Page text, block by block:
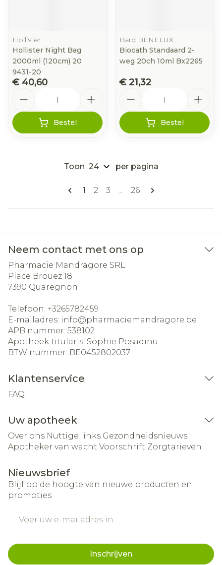
Hollister
Hollister Night Bag
2000ml (120cm) 20
9431-20
€ 40,60
Bestel
Bard BENELUX
Biocath Standaard 2-
weg 20ch 10ml Bx2265
€ 21,32
Bestel
Pagina's
U lees momenteel pagina
1 Pagina
2 Pagina
3 ... Pagina
26
Toon per pagina
Neem contact met ons op
Pharmacie Mandragore SRL
Place Brouez 18
7390 Quaregnon
Telefoon: +3265782459
E-mailadres: info@pharmaciemandragore.be
APB nummer: 538102
Apotheek titularis: Sophie Posadinu
BTW nummer: BE0452802037
Klantenservice
FAQ
Uw apotheek
Over ons Nuttige links Gezondheidsnieuws
Apotheker van wacht Voorschrift Zorgtarieven
Nieuwsbrief
Blijf op de hoogte van nieuwe producten en
promoties
Inschrijven